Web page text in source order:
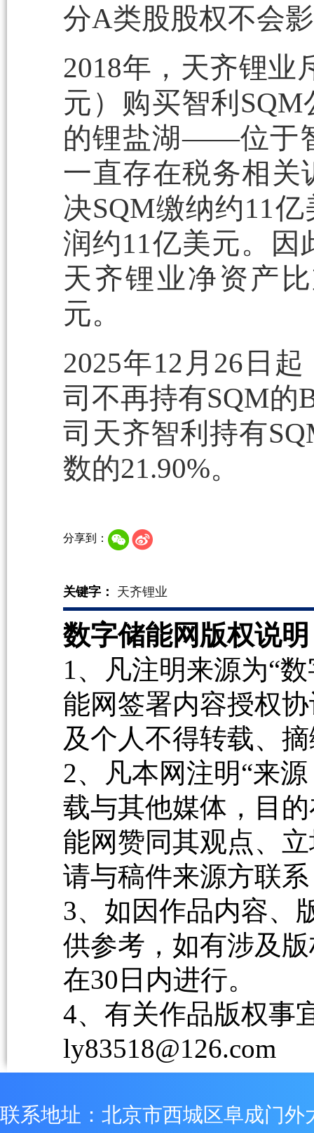
分A类股股权不会
2018年，天齐锂业
元）购买智利
的锂盐湖——位于
一直存在税务相关
决SQM缴纳约11
润约11亿美元。因
天齐锂业净资产
元。
2025年12月26日
司不再持有SQM的
司天齐智利持有
数的21.90%。
分享到：
关键字： 天齐锂业
数字储能网版权说
1、凡注明来源为“
能网签署内容授权
及个人不得转载、
2、凡本网注明“来
载与其他媒体，目
能网赞同其观点、
请与稿件来源方联
3、如因作品内容、
供参考，如有涉及
在30日内进行。
4、有关作品版权事
ly83518@126.com
联系地址：北京市西城区阜成门外